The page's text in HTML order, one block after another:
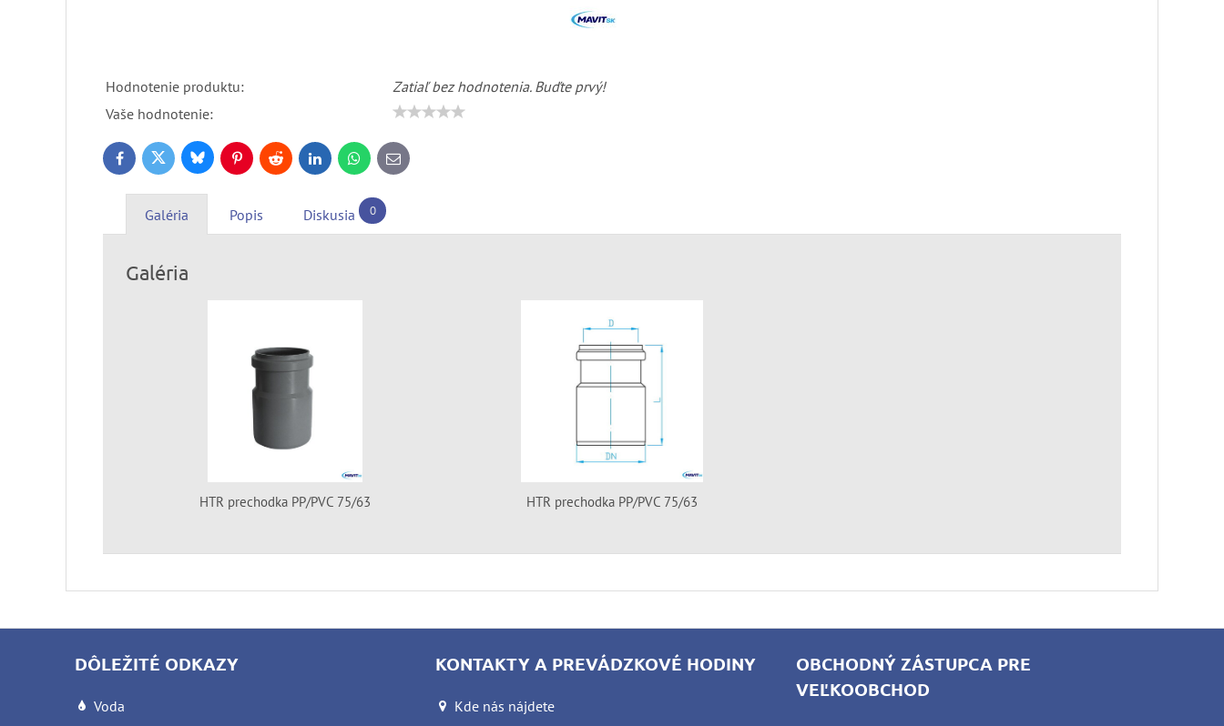
Hodnotenie produktu:
Zatiaľ bez hodnotenia. Buďte prvý!
Vaše hodnotenie:
FacebookTwitter BlueskyPinterestReddit LinkedInWhatsApp
E-
mail
Galéria Popis Diskusia 0
Galéria
HTR prechodka PP/PVC 75/63 HTR prechodka PP/PVC 75/63
DÔLEŽITÉ ODKAZY
Voda
KONTAKTY A PREVÁDZKOVÉ HODINY
Kde nás nájdete
OBCHODNÝ ZÁSTUPCA PRE
VEĽKOOBCHOD